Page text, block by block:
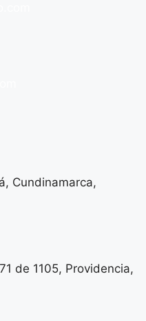
Cundinamarca,
de 1105, Providencia,